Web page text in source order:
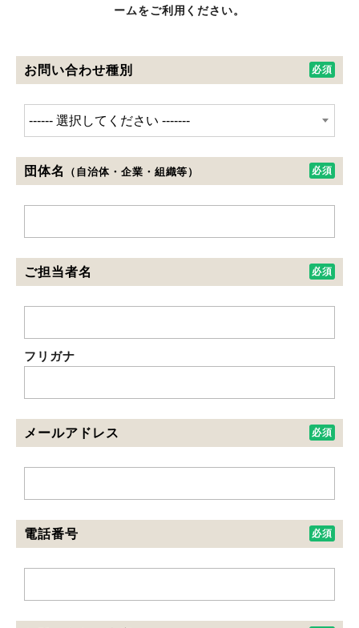
ームをご利用ください。
お問い合わせ種別
団体名 （自治体・企業・組織等）
ご担当者名
フリガナ
メールアドレス
電話番号